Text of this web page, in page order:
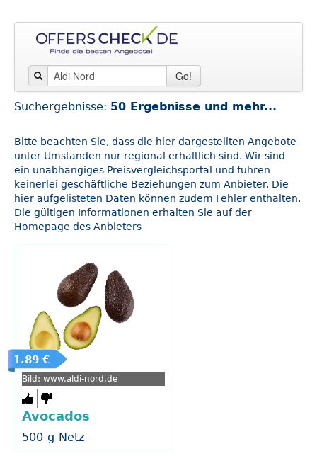
Go!
Suchergebnisse: 50 Ergebnisse und mehr...
Bitte beachten Sie, dass die hier dargestellten Angebote
unter Umständen nur regional erhältlich sind. Wir sind
ein unabhängiges Preisvergleichsportal und führen
keinerlei geschäftliche Beziehungen zum Anbieter. Die
hier aufgelisteten Daten können zudem Fehler enthalten.
Die gültigen Informationen erhalten Sie auf der
Homepage des Anbieters
1.89 €
Bild: www.aldi-nord.de
Avocados
500-g-Netz